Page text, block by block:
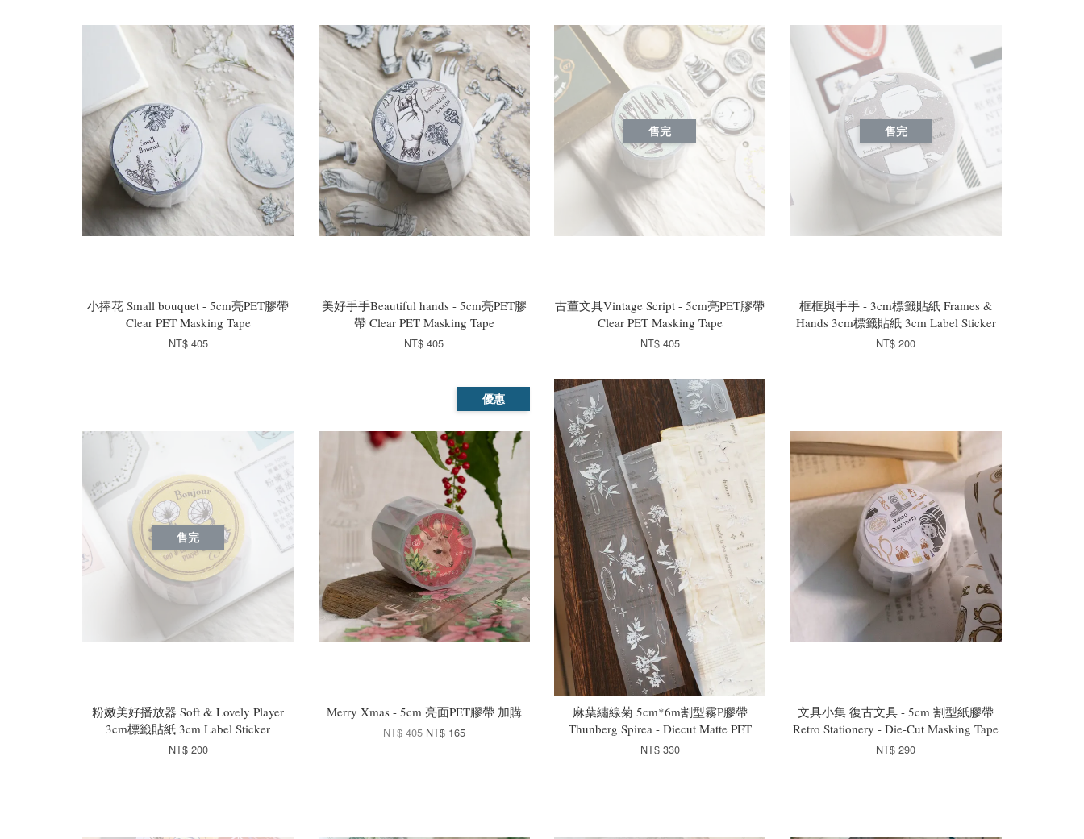
小捧花 Small bouquet - 5cm亮PET膠帶
Clear PET Masking Tape
NT$ 405
美好手手Beautiful hands - 5cm亮PET膠
帶 Clear PET Masking Tape
NT$ 405
售完
古董文具Vintage Script - 5cm亮PET膠帶
Clear PET Masking Tape
NT$ 405
售完
框框與手手 - 3cm標籤貼紙 Frames &
Hands 3cm標籤貼紙 3cm Label Sticker
NT$ 200
售完
粉嫩美好播放器 Soft & Lovely Player
3cm標籤貼紙 3cm Label Sticker
NT$ 200
優惠
Merry Xmas - 5cm 亮面PET膠帶 加購
NT$ 405NT$ 165
麻葉繡線菊 5cm*6m割型霧P膠帶
Thunberg Spirea - Diecut Matte PET
NT$ 330
文具小集 復古文具 - 5cm 割型紙膠帶
Retro Stationery - Die-Cut Masking Tape
NT$ 290